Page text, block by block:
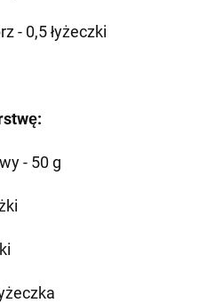
- 0,5 łyżeczki
- 50 g